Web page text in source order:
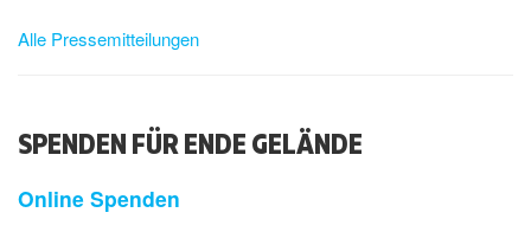
Alle Pressemitteilungen
SPENDEN FÜR ENDE GELÄNDE
Online Spenden